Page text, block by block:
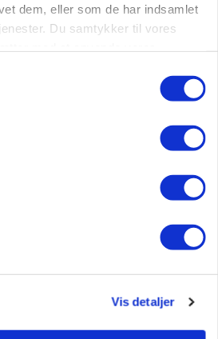
dem, eller som de har indsamlet
Du samtykker til vores
Vis detaljer
mod ny